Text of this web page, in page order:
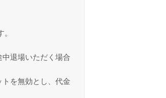
退場いただく場合
を無効とし、代金